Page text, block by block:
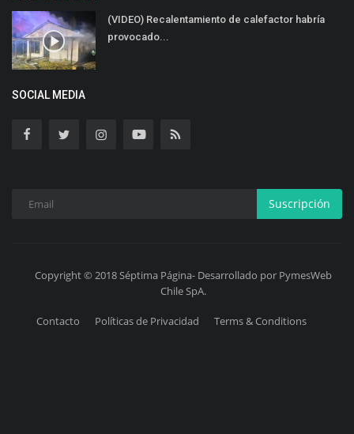
(VIDEO) Recalentamiento de calefactor habría
provocado...
SOCIAL MEDIA
Suscripción
Copyright © 2018 Séptima Página- Desarrollado por PymesWeb
Chile SpA.
Contacto Políticas de Privacidad Terms & Conditions